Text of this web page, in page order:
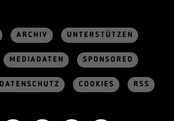
ARCHIV UNTERSTÜTZEN
MEDIADATEN SPONSORED
DATENSCHUTZ COOKIES RSS